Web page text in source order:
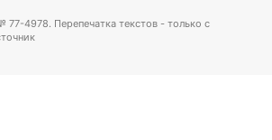
4978. Перепечатка текстов - только с